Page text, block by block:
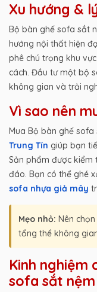
Xu hướng &
Bộ bàn ghế sofa sắt
hướng nội thất hiện
phê chú trọng khu
cách. Đầu tư một bộ
không gian và trải
Vì sao nên
Mua Bộ bàn ghế sofa
Trung Tín giúp bạn
Sản phẩm được kiểm
đáo. Bạn có thể ghé
sofa nhựa giả mây
Mẹo nhỏ: Nên
tổng thể không
Kinh nghiệm
sofa sắt nệm